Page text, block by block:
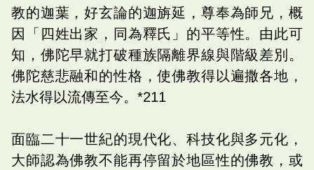
教的迦葉，好玄論的迦旃延，尊奉為師兄，概
因「四姓出家，同為釋氏」的平等性。由此可
知，佛陀早就打破種族隔離界線與階級差別。
佛陀慈悲融和的性格，使佛教得以遍撒各地，
法水得以流傳至今。*211
面臨二十一世紀的現代化、科技化與多元化，
大師認為佛教不能再停留於地區性的佛教，或